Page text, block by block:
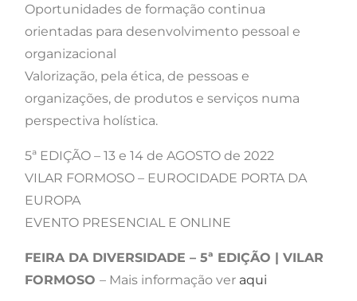
Oportunidades de formação continua
orientadas para desenvolvimento pessoal e
organizacional
Valorização, pela ética, de pessoas e
organizações, de produtos e serviços numa
perspectiva holística.
5ª EDIÇÃO – 13 e 14 de AGOSTO de 2022
VILAR FORMOSO – EUROCIDADE PORTA DA
EUROPA
EVENTO PRESENCIAL E ONLINE
FEIRA DA DIVERSIDADE – 5ª EDIÇÃO | VILAR
FORMOSO – Mais informação ver aqui